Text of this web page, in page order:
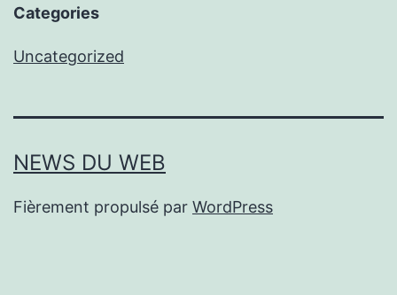
Categories
Uncategorized
NEWS DU WEB
Fièrement propulsé par WordPress